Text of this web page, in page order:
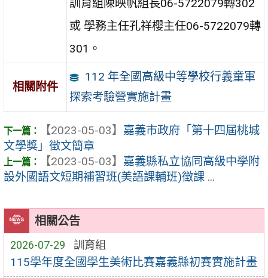
相關公告
2026-07-29 訓育組
115學年度全國學生美術比賽嘉義縣初賽實施計畫
訓育組陳映帆組長06-5722079轉302
或 學務主任孔祥櫻主任06-5722079轉
301。
相關附件
112 年全國高級中等學校行義童軍
探索考驗營實施計畫
【2023-05-03】 嘉義市政府「第十四屆桃城
文學獎」徵文簡章
【2023-05-03】 嘉義縣私立協同高級中學附
設外國語文短期補習班(美語課輔班)徵課 ...